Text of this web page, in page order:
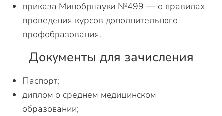
приказа Минобрнауки №499 — о правилах
проведения курсов дополнительного
профобразования.
Документы для зачисления
Паспорт;
диплом о среднем медицинском
образовании;